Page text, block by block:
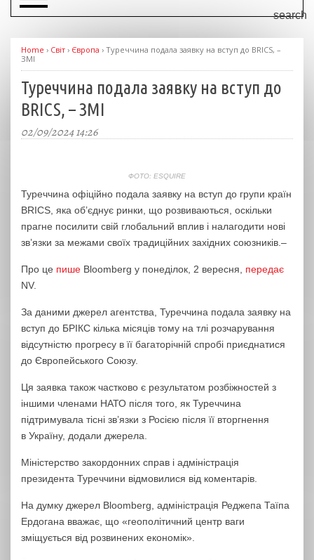
Home › Світ › Європа › Туреччина подала заявку на вступ до BRICS, –
ЗМІ
Туреччина подала заявку на вступ до
BRICS, – ЗМІ
02/09/2024 14:26
ФОТО: ЕSQUIRE
Туреччина офіційно подала заявку на вступ до групи країн
BRICS, яка об’єднує ринки, що розвиваються, оскільки
прагне посилити свій глобальний вплив і налагодити нові
зв’язки за межами своїх традиційних західних союзників.–
Про це пише Bloomberg у понеділок, 2 вересня, передає
NV.
За даними джерел агентства, Туреччина подала заявку на
вступ до БРІКС кілька місяців тому на тлі розчарування
відсутністю прогресу в її багаторічній спробі приєднатися
до Європейського Союзу.
Ця заявка також частково є результатом розбіжностей з
іншими членами НАТО після того, як Туреччина
підтримувала тісні зв’язки з Росією після її вторгнення
в Україну, додали джерела.
Міністерство закордонних справ і адміністрація
президента Туреччини відмовилися від коментарів.
На думку джерел Bloomberg, адміністрація Реджепа Таїпа
Ердогана вважає, що «геополітичний центр ваги
зміщується від розвинених економік».